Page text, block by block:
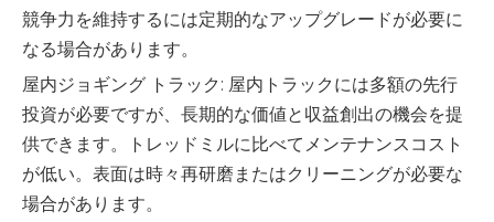
競争力を維持するには定期的なアップグレードが必要に
なる場合があります。
屋内ジョギング トラック: 屋内トラックには多額の先行
投資が必要ですが、長期的な価値と収益創出の機会を提
供できます。トレッドミルに比べてメンテナンスコスト
が低い。表面は時々再研磨またはクリーニングが必要な
場合があります。